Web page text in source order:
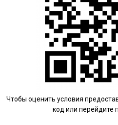
Чтобы оценить условия
код или перейдите